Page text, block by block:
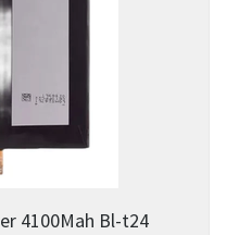
4100Mah Bl-t24